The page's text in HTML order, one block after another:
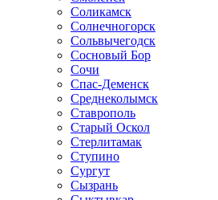
Соликамск
Солнечногорск
Сольвычегодск
Сосновый Бор
Сочи
Спас-Деменск
Среднеколымск
Ставрополь
Старый Оскол
Стерлитамак
Ступино
Сургут
Сызрань